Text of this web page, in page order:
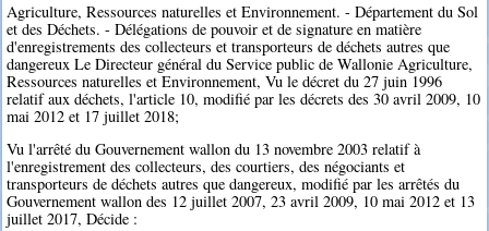
Agriculture, Ressources naturelles et Environnement. - Département du Sol
et des Déchets. - Délégations de pouvoir et de signature en matière
d'enregistrements des collecteurs et transporteurs de déchets autres que
dangereux Le Directeur général du Service public de Wallonie Agriculture,
Ressources naturelles et Environnement, Vu le décret du 27 juin 1996
relatif aux déchets, l'article 10, modifié par les décrets des 30 avril 2009, 10
mai 2012 et 17 juillet 2018;
Vu l'arrêté du Gouvernement wallon du 13 novembre 2003 relatif à
l'enregistrement des collecteurs, des courtiers, des négociants et
transporteurs de déchets autres que dangereux, modifié par les arrêtés du
Gouvernement wallon des 12 juillet 2007, 23 avril 2009, 10 mai 2012 et 13
juillet 2017, Décide :